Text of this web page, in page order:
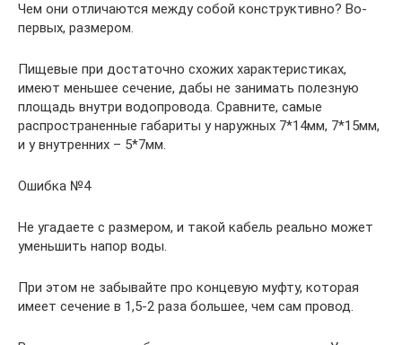
Чем они отличаются между собой конструктивно? Во-
первых, размером.
Пищевые при достаточно схожих характеристиках,
имеют меньшее сечение, дабы не занимать полезную
площадь внутри водопровода. Сравните, самые
распространенные габариты у наружных 7*14мм, 7*15мм,
и у внутренних – 5*7мм.
Ошибка №4
Не угадаете с размером, и такой кабель реально может
уменьшить напор воды.
При этом не забывайте про концевую муфту, которая
имеет сечение в 1,5-2 раза большее, чем сам провод.